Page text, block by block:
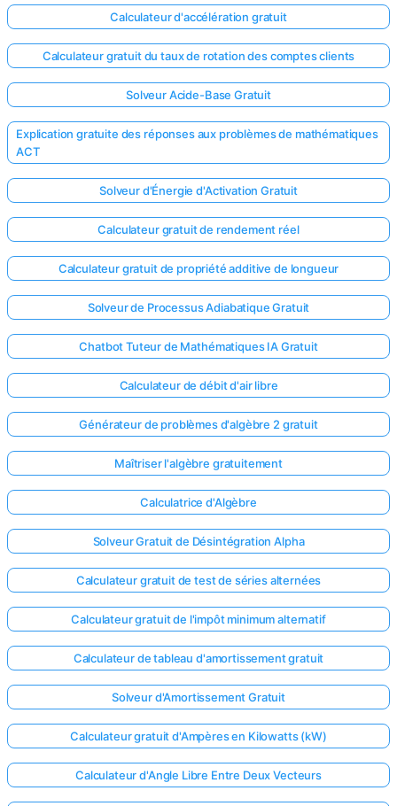
Calculateur d'accélération gratuit
Calculateur gratuit du taux de rotation des comptes clients
Solveur Acide-Base Gratuit
Explication gratuite des réponses aux problèmes de mathématiques
ACT
Solveur d'Énergie d'Activation Gratuit
Calculateur gratuit de rendement réel
Calculateur gratuit de propriété additive de longueur
Solveur de Processus Adiabatique Gratuit
Chatbot Tuteur de Mathématiques IA Gratuit
Calculateur de débit d'air libre
Générateur de problèmes d'algèbre 2 gratuit
Maîtriser l'algèbre gratuitement
Calculatrice d'Algèbre
Solveur Gratuit de Désintégration Alpha
Calculateur gratuit de test de séries alternées
Calculateur gratuit de l'impôt minimum alternatif
Calculateur de tableau d'amortissement gratuit
Solveur d'Amortissement Gratuit
Calculateur gratuit d'Ampères en Kilowatts (kW)
Calculateur d'Angle Libre Entre Deux Vecteurs